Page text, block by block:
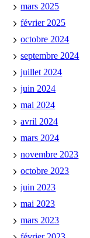
mars 2025
février 2025
octobre 2024
septembre 2024
juillet 2024
juin 2024
mai 2024
avril 2024
mars 2024
novembre 2023
octobre 2023
juin 2023
mai 2023
mars 2023